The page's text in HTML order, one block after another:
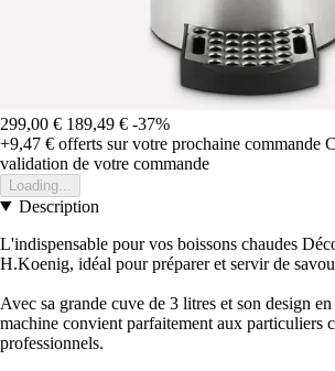
299,00 € 189,49 € -37%
+9,47 € offerts sur votre prochaine commande
validation de votre commande
Loading...
Description
L'indispensable pour vos boissons chaudes
H.Koenig, idéal pour préparer et servir de
Avec sa grande cuve de 3 litres et son design
machine convient parfaitement aux particuliers
professionnels.